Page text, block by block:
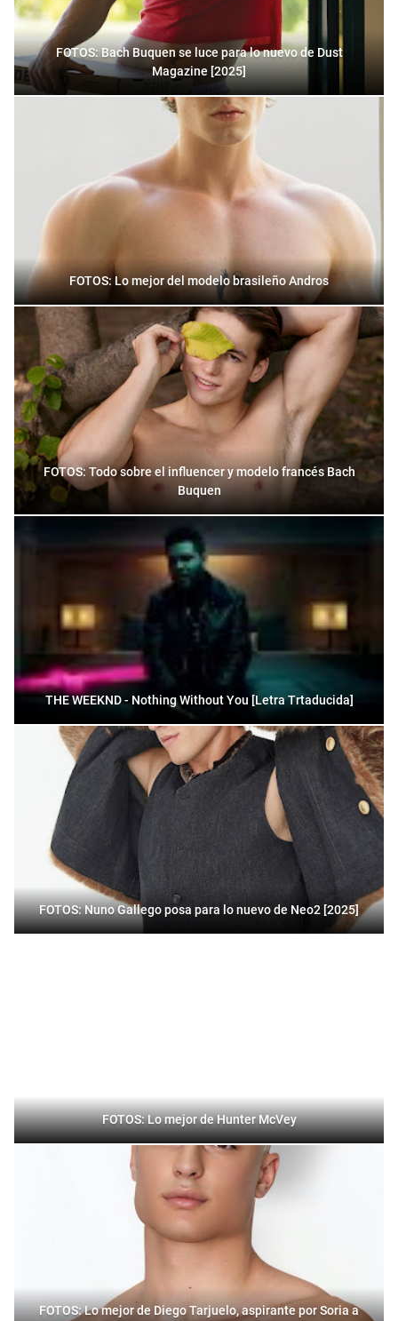
FOTOS: Bach Buquen se luce para lo nuevo de Dust
Magazine [2025]
FOTOS: Lo mejor del modelo brasileño Andros
FOTOS: Todo sobre el influencer y modelo francés Bach
Buquen
THE WEEKND - Nothing Without You [Letra Trtaducida]
FOTOS: Nuno Gallego posa para lo nuevo de Neo2 [2025]
FOTOS: Lo mejor de Hunter McVey
FOTOS: Lo mejor de Diego Tarjuelo, aspirante por Soria a